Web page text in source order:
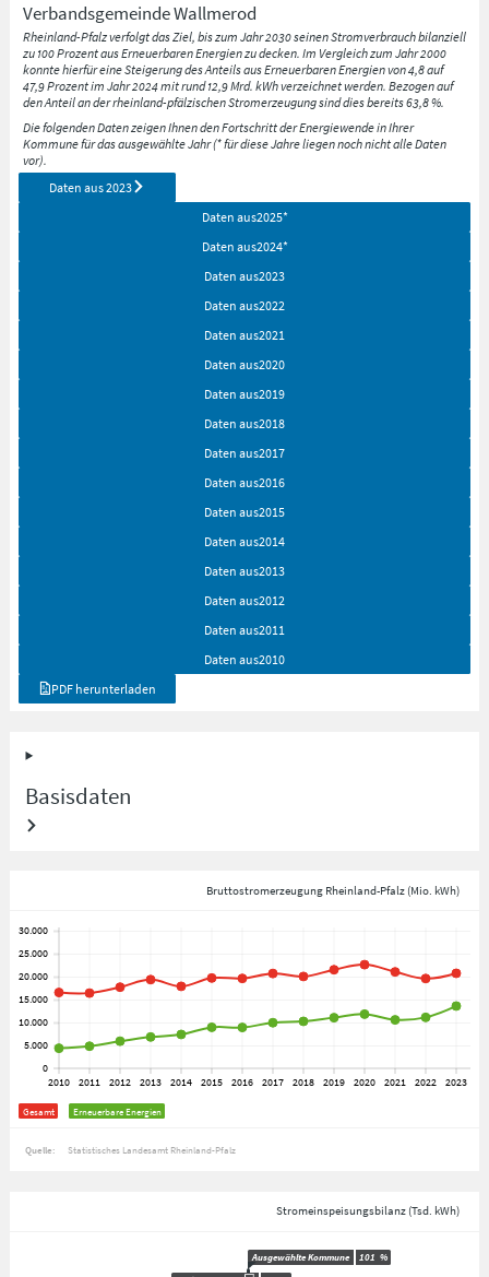
VerbandsgemeindeWallmerod
Rheinland-Pfalz verfolgt das Ziel, bis zum Jahr 2030 seinen Stromverbrauch bilanziell
zu 100 Prozent aus Erneuerbaren Energien zu decken. Im Vergleich zum Jahr 2000
konnte hierfür eine Steigerung des Anteils aus Erneuerbaren Energien von 4,8 auf
47,9 Prozent im Jahr 2024 mit rund 12,9 Mrd. kWh verzeichnet werden. Bezogen auf
den Anteil an der rheinland-pfälzischen Stromerzeugung sind dies bereits 63,8 %.
Die folgenden Daten zeigen Ihnen den Fortschritt der Energiewende in Ihrer
Kommune für das ausgewählte Jahr (* für diese Jahre liegen noch nicht alle Daten
vor).
Daten aus2023
Daten aus2025*
Daten aus2024*
Daten aus2023
Daten aus2022
Daten aus2021
Daten aus2020
Daten aus2019
Daten aus2018
Daten aus2017
Daten aus2016
Daten aus2015
Daten aus2014
Daten aus2013
Daten aus2012
Daten aus2011
Daten aus2010
PDF herunterladen
Basisdaten
Bruttostromerzeugung Rheinland-Pfalz (Mio. kWh)
Gesamt Erneuerbare Energien
Quelle: Statistisches Landesamt Rheinland-Pfalz
Stromeinspeisungsbilanz (Tsd. kWh)
Ausgewählte Kommune 101 %